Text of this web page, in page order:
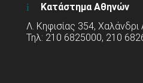
Κατάστημα Αθηνών
Λ. Κηφισίας 354, Χαλάνδρι
Τηλ: 210 6825000, 210